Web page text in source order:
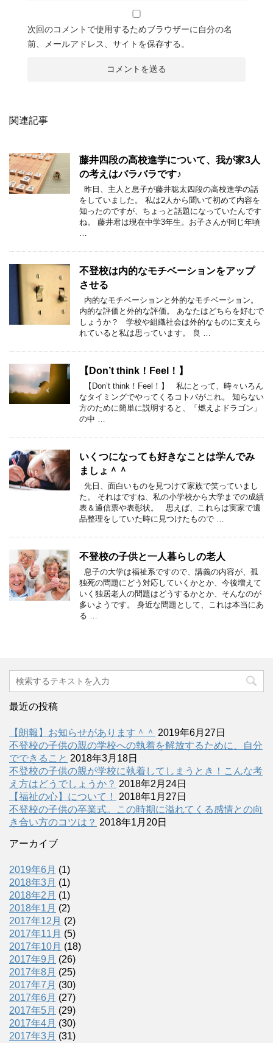
次回のコメントで使用するためブラウザーに自分の名
前、メールアドレス、サイトを保存する。
関連記事
藤井四段の高校進学について、我が家3人
の考えはバラバラです♪
昨日、主人と息子が藤井聡太四段の高校進学の話
をしていました。 私は2人から聞いて初めて内容を
知ったのですが、ちょっと話題になっていたんです
ね。 藤井君は現在中学3年生。お子さんが同じ年頃
…
不登校は内的なモチベーションをアップ
させる
内的なモチベーションと外的なモチベーション。
内的な評価と外的な評価。 あなたはどちらを好むで
しょうか？ 学校や組織社会は外的なものに支えら
れていると私は思っています。 良 …
【Don’t think！Feel！】
【Don’t think！Feel！】 私にとって、時々いろん
なタイミングでやってくるコトバがこれ。 知らない
方のために簡単に説明すると、「燃えよドラゴン」
の中 …
いくつになっても好きなことは学んでみ
ましょ＾＾
先日、面白いものを見つけて家族で笑っていまし
た。 それはですね、私の小学校から大学までの成績
表＆通信票や表彰状。 思えば、これらは実家で遺
品整理をしていた時に見つけたもので …
不登校の子供と一人暮らしの老人
息子の大学は福祉系ですので、講義の内容が、孤
独死の問題にどう対応していくかとか、今後増えて
いく独居老人の問題はどうするかとか、そんなのが
多いようです。 身近な問題として、これは本当にあ
る …
最近の投稿
【朗報】お知らせがあります＾＾ 2019年6月27日
不登校の子供の親の学校への執着を解放するために、自分
でできること 2018年3月18日
不登校の子供の親が学校に執着してしまうとき！こんな考
え方はどうでしょうか？ 2018年2月24日
【福祉の心】について！
2018年1月27日
不登校の子供の卒業式。この時期に溢れてくる感情との向
き合い方のコツは？ 2018年1月20日
アーカイブ
2019年6月 (1)
2018年3月 (1)
2018年2月 (1)
2018年1月 (2)
2017年12月 (2)
2017年11月 (5)
2017年10月 (18)
2017年9月 (26)
2017年8月 (25)
2017年7月 (30)
2017年6月 (27)
2017年5月 (29)
2017年4月 (30)
2017年3月 (31)